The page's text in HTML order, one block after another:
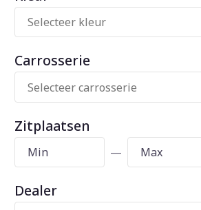
Carrosserie
Zitplaatsen
—
Dealer